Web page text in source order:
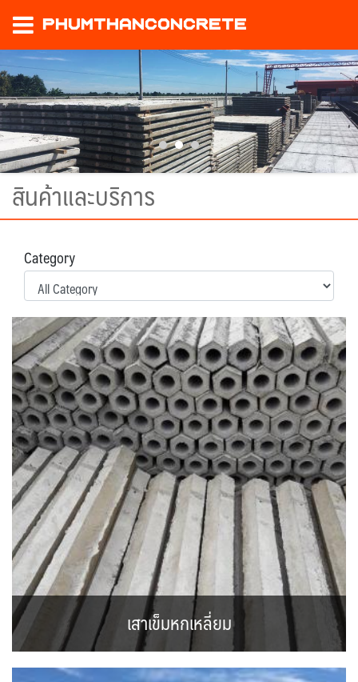
phumthanconcrete
สินค้าและบริการ
Category
เสาเข็มหกเหลี่ยม